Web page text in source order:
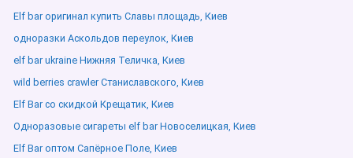
Elf bar оригинал купить Славы площадь, Киев
одноразки Аскольдов переулок, Киев
elf bar ukraine Нижняя Теличка, Киев
wild berries crawler Станиславского, Киев
Elf Bar со скидкой Крещатик, Киев
Одноразовые сигареты elf bar Новоселицкая, Киев
Elf Bar оптом Сапёрное Поле, Киев